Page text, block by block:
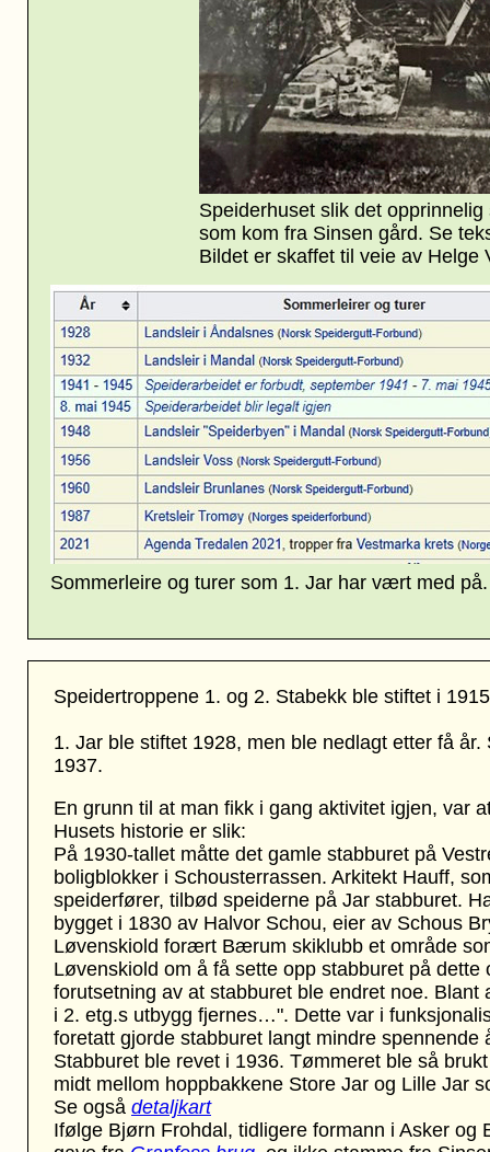
Speidertroppene 1. og 2. Stabekk ble stiftet i
1. Jar ble stiftet 1928, men ble nedlagt etter få
1937.
En grunn til at man fikk i gang aktivitet igjen, var
Husets historie er slik:
På 1930-tallet måtte det gamle stabburet på
boligblokker i Schousterrassen. Arkitekt Hauff,
speiderfører, tilbød speiderne på Jar stabburet.
bygget i 1830 av Halvor Schou, eier av Schous
Løvenskiold forært Bærum skiklubb et område
Løvenskiold om å få sette opp stabburet på
forutsetning av at stabburet ble endret noe.
i 2. etg.s utbygg fjernes…". Dette var i
foretatt gjorde stabburet langt mindre spennende
Stabburet ble revet i 1936. Tømmeret ble så
midt mellom hoppbakkene Store Jar og Lille Jar
Se også detaljkart
Ifølge Bjørn Frohdal, tidligere formann i Asker
Speiderhuset slik det
som kom fra Sinsen gård. Se
Bildet er skaffet til veie av Helge
Sommerleire og turer som 1. Jar har vært med